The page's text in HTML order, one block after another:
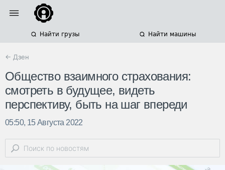
Найти грузы Найти машины
← Дзен
Общество взаимного страхования:
смотреть в будущее, видеть
перспективу, быть на шаг впереди
05:50, 15 Августа 2022